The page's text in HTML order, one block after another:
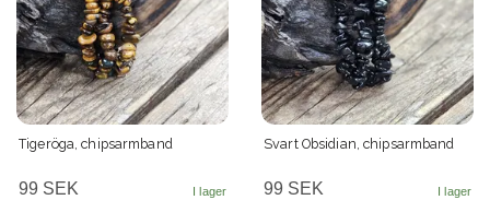
Tigeröga, chipsarmband
99 SEK
Svart Obsidian, chipsarmband
99 SEK